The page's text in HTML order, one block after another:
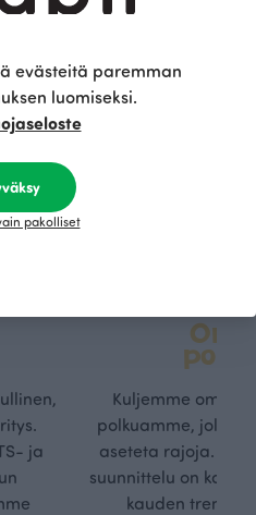
ja
Oma
Kuljemme omaa,
polkuamme, jolla
aseteta rajoja.
suunnittelu on
kauden
evästeitä paremman
luomiseksi.
pakolliset